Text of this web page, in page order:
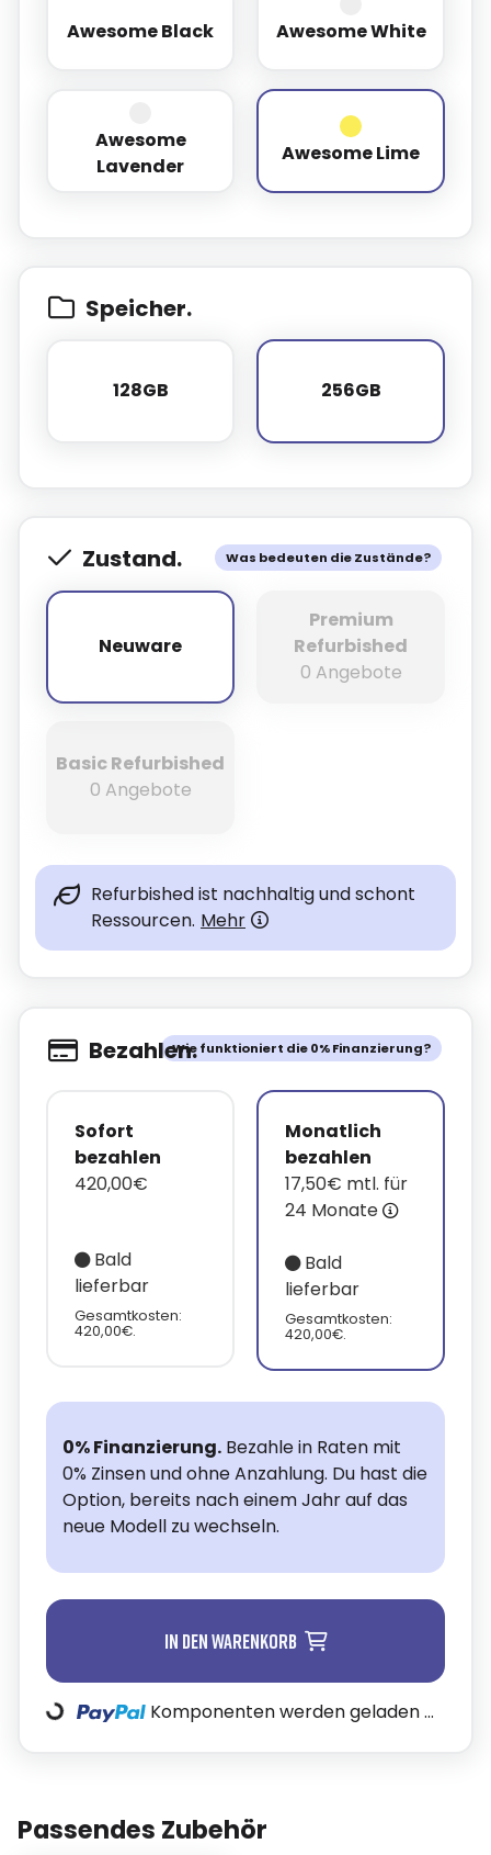
Awesome Black
Awesome Black Awesome White
Awesome White
Awesome
Lavender
Awesome LavenderAwesome Lime
Awesome Lime
Speicher.
128GB
128GB 256GB
256GB
Was bedeuten die Zustände?
Zustand.
Neuware
Neuware
Premium
Refurbished
0 Angebote
Basic Refurbished
0 Angebote
Refurbished ist nachhaltig und schont
Ressourcen. Mehr
Wie funktioniert die 0% Finanzierung?
Bezahlen.
Sofort
bezahlen
420,00€
Bald
lieferbar
Gesamtkosten:
420,00€.
Monatlich
bezahlen
17,50€ mtl. für
24 Monate
Bald
lieferbar
Gesamtkosten:
420,00€.
0% Finanzierung. Bezahle in Raten mit
0% Zinsen und ohne Anzahlung. Du hast die
Option, bereits nach einem Jahr auf das
neue Modell zu wechseln.
In den Warenkorb
Komponenten werden geladen ...
Passendes Zubehör